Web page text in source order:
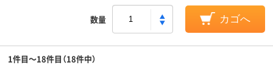
数量 カゴへ
1件目～18件目（18件中）